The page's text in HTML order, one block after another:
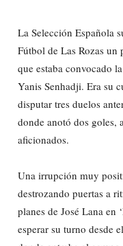
La Selección Española
Fútbol de Las Rozas un
que estaba convocado
Yanis Senhadji. Era su
disputar tres duelos
donde anotó dos goles,
aficionados.
Una irrupción muy
destrozando puertas a
planes de José Lana en
esperar su turno desde